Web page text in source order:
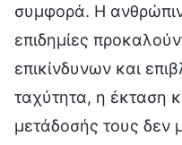
συμφορά. Η
επιδημίες
επικίνδυνων και
ταχύτητα, η έκταση
μετάδοσής τους δεν